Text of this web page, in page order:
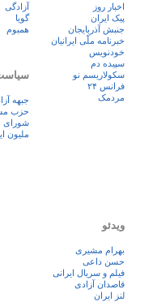
اخبار روز
پيک ايران
جنبش آذربایجان
خبرنامه ملّی ایرانیان
خودنویس
سپیده دم
سکولاریسم نو
فرانس ۲۴
مردمک
آزادگی
گویا
همبوم
جبهه
حزب
شورای
ملیون
ویدئو
بهرام مشیری
حسن داعی
فيلم و سريال ايرانی
قاصدان آزادی
لنز ایران